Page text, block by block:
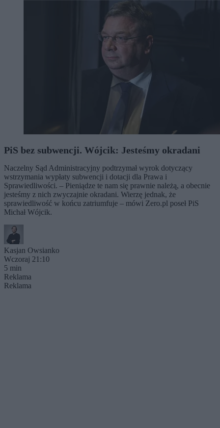
PiS bez subwencji. Wójcik: Jesteśmy okradani
Naczelny Sąd Administracyjny podtrzymał wyrok dotyczący
wstrzymania wypłaty subwencji i dotacji dla Prawa i
Sprawiedliwości. – Pieniądze te nam się prawnie należą, a obecnie
jesteśmy z nich zwyczajnie okradani. Wierzę jednak, że
sprawiedliwość w końcu zatriumfuje – mówi Zero.pl poseł PiS
Michał Wójcik.
Kasjan Owsianko
Wczoraj 21:10
5 min
Reklama
Reklama